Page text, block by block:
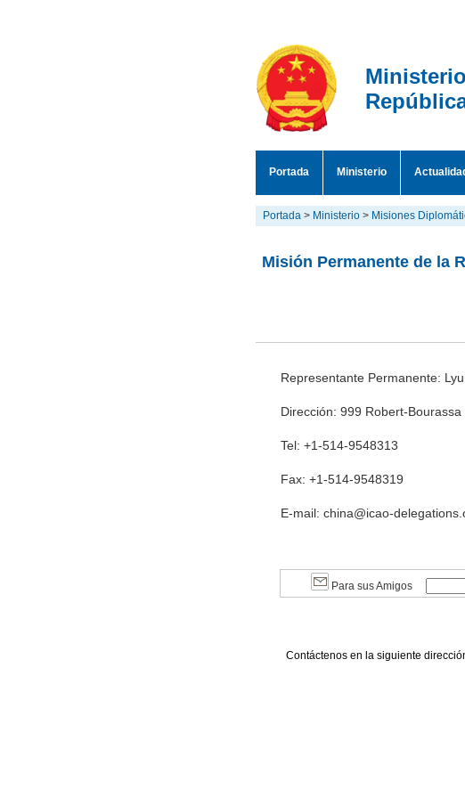
Portada Ministerio
Portada > Ministerio > Misiones
Misión Permanente de la
Representante Permanente:
Dirección: 999 Robert-
Tel: +1-514-9548313
Fax: +1-514-9548319
E-mail: china@icao-
Para sus Amigos
Contáctenos en la siguiente